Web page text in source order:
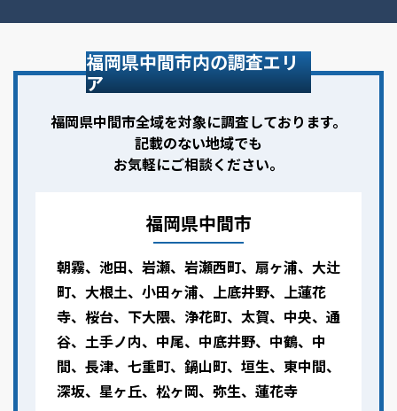
福岡県中間市内の調査エリ
ア
福岡県中間市全域を対象に調査しております。
記載のない地域でも
お気軽にご相談ください。
福岡県中間市
朝霧、池田、岩瀬、岩瀬西町、扇ヶ浦、大辻
町、大根土、小田ヶ浦、上底井野、上蓮花
寺、桜台、下大隈、浄花町、太賀、中央、通
谷、土手ノ内、中尾、中底井野、中鶴、中
間、長津、七重町、鍋山町、垣生、東中間、
深坂、星ヶ丘、松ヶ岡、弥生、蓮花寺